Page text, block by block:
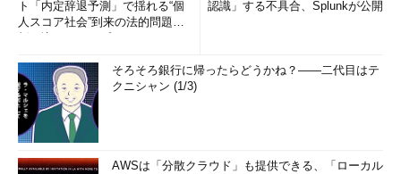
ト「内定辞退予測」で揺れる“個
人スコア社会”到来の法的問題に
認識」する不具合、Splunkが公開
そろそろ銀行に帰ったらどうかね？――二代目はテ
クニシャン (1/3)
AWSは「分散クラウド」も提供できる、「ローカル